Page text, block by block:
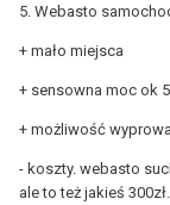
5. Webasto
+ mało miejsca
+ sensowna moc ok
+ możliwość
- koszty. webasto
ale to też jakieś